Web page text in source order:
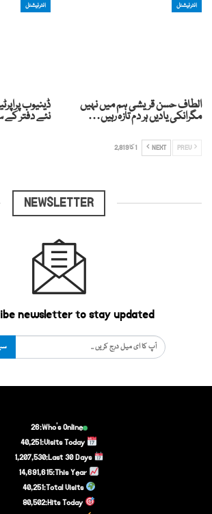
انٹرنیشنل
الطاف حسن قریشی ہم میں نہیں
مگرانکی یادیں ہر دم تازہ رہیں…
انٹرنیشنل
ڈینیوب
نئے دفتر
NEXT 1 کا 2,819
NEWSLETTER
newsletter to stay updated.
Who's Online:
26
Visits Today:
40,251
Last 30 Days:
1,207,530
14,691,615
Total Visits:
40,251
Hits Today:
80,502